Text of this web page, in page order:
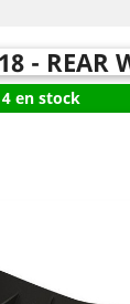
- REAR
4 en stock